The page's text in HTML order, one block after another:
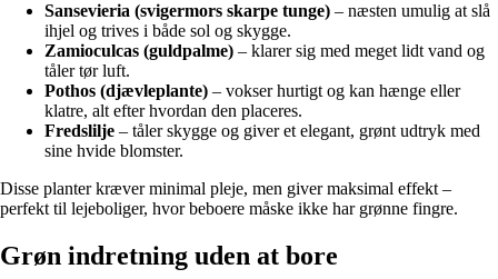
Sansevieria (svigermors skarpe tunge) – næsten umulig at slå
ihjel og trives i både sol og skygge.
Zamioculcas (guldpalme) – klarer sig med meget lidt vand og
tåler tør luft.
Pothos (djævleplante) – vokser hurtigt og kan hænge eller
klatre, alt efter hvordan den placeres.
Fredslilje – tåler skygge og giver et elegant, grønt udtryk med
sine hvide blomster.
Disse planter kræver minimal pleje, men giver maksimal effekt –
perfekt til lejeboliger, hvor beboere måske ikke har grønne fingre.
Grøn indretning uden at bore